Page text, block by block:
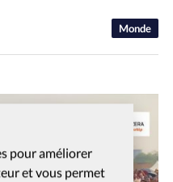
pour améliorer
et vous permet
Monde